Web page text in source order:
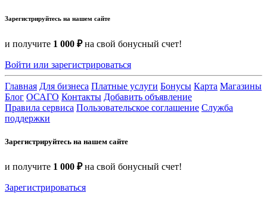
Зарегистрируйтесь на нашем сайте
и получите 1 000 ₽на свой бонусный счет!
Войти или зарегистрироваться
Главная Для бизнеса Платные услуги Бонусы Карта Магазины
Блог ОСАГО Контакты Добавить объявление
Правила сервиса Пользовательское соглашение Служба
поддержки
Зарегистрируйтесь на нашем сайте
и получите 1 000 ₽на свой бонусный счет!
Зарегистрироваться